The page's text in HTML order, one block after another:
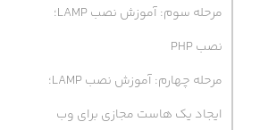
مرحله سوم: آموزش نصب LAMP؛
نصب PHP
مرحله چهارم: آموزش نصب LAMP؛
ایجاد یک هاست مجازی برای وب